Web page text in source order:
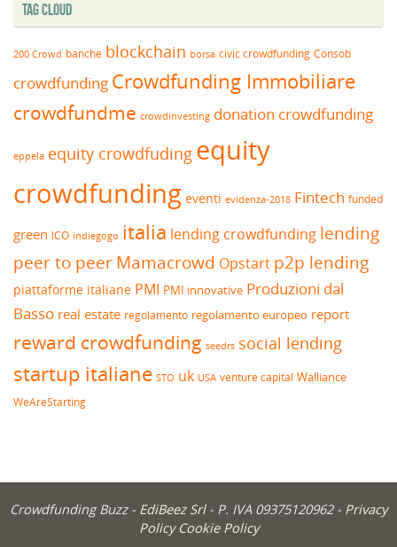
Tag Cloud
200 Crowd banche blockchain borsa civic crowdfunding Consob
crowdfunding Crowdfunding Immobiliare
crowdfundme crowdinvesting donation crowdfunding
eppela equity crowdfuding equity
crowdfunding eventi evidenza-2018 Fintech funded
green ICO indiegogo italia lending crowdfunding lending
peer to peerMamacrowd Opstart p2p lending
piattaforme italiane PMI PMI innovative Produzioni dal
Basso real estate regolamento regolamento europeo report
reward crowdfunding seedrs social lending
startup italiane STO uk USA venture capital Walliance
WeAreStarting
Crowdfunding Buzz - EdiBeez Srl - P. IVA 09375120962 - Privacy
Policy Cookie Policy